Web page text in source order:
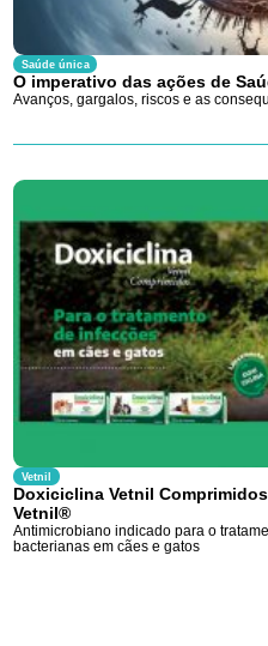
Saúde única
O imperativo das ações de
Avanços, gargalos, riscos e as
Vetnil
Doxiciclina Vetnil
Vetnil®
Antimicrobiano indicado para o
bacterianas em cães e gatos